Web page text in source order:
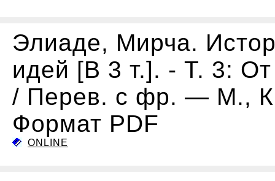
Элиаде, Мирча.
идей [В 3 т.]. - Т. 3:
/ Перев. с фр. — М.,
Формат PDF
ONLINE